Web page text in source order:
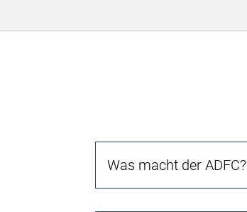
Was macht der ADFC?